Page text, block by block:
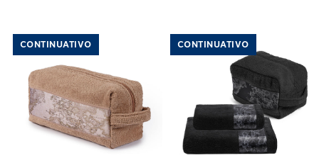
Link to " Asciugamano con Ospite Geo
CONTINUATIVO
Link to "
CONTINUATIVO